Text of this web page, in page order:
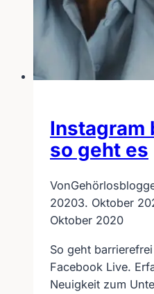
Instagram
so geht es
Von
20203. Oktober
Oktober 2020
So geht
Facebook Live.
Neuigkeit zum